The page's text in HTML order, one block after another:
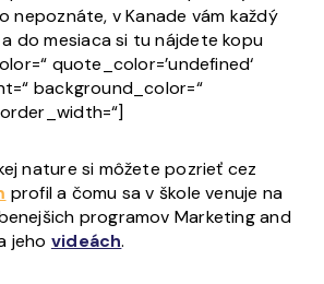
nepoznáte, v Kanade vám každý
do mesiaca si tu nájdete kopu
quote_color=’undefined‘
background_color=“
nature si môžete pozrieť cez
profil a čomu sa v škole venuje na
programov Marketing and
jeho videách.